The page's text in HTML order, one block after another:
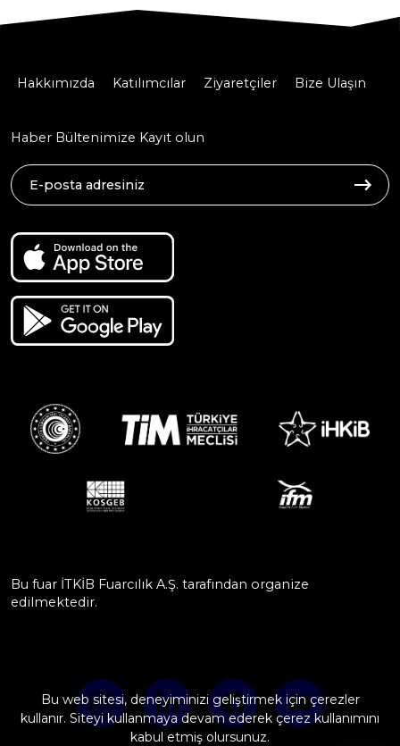
Hakkımızda Katılımcılar Ziyaretçiler Bize Ulaşın
Haber Bültenimize Kayıt olun
Bu fuar İTKİB Fuarcılık A.Ş. tarafından organize
edilmektedir.
Bu web sitesi, deneyiminizi geliştirmek için çerezler
kullanır. Siteyi kullanmaya devam ederek çerez kullanımını
kabul etmiş olursunuz.